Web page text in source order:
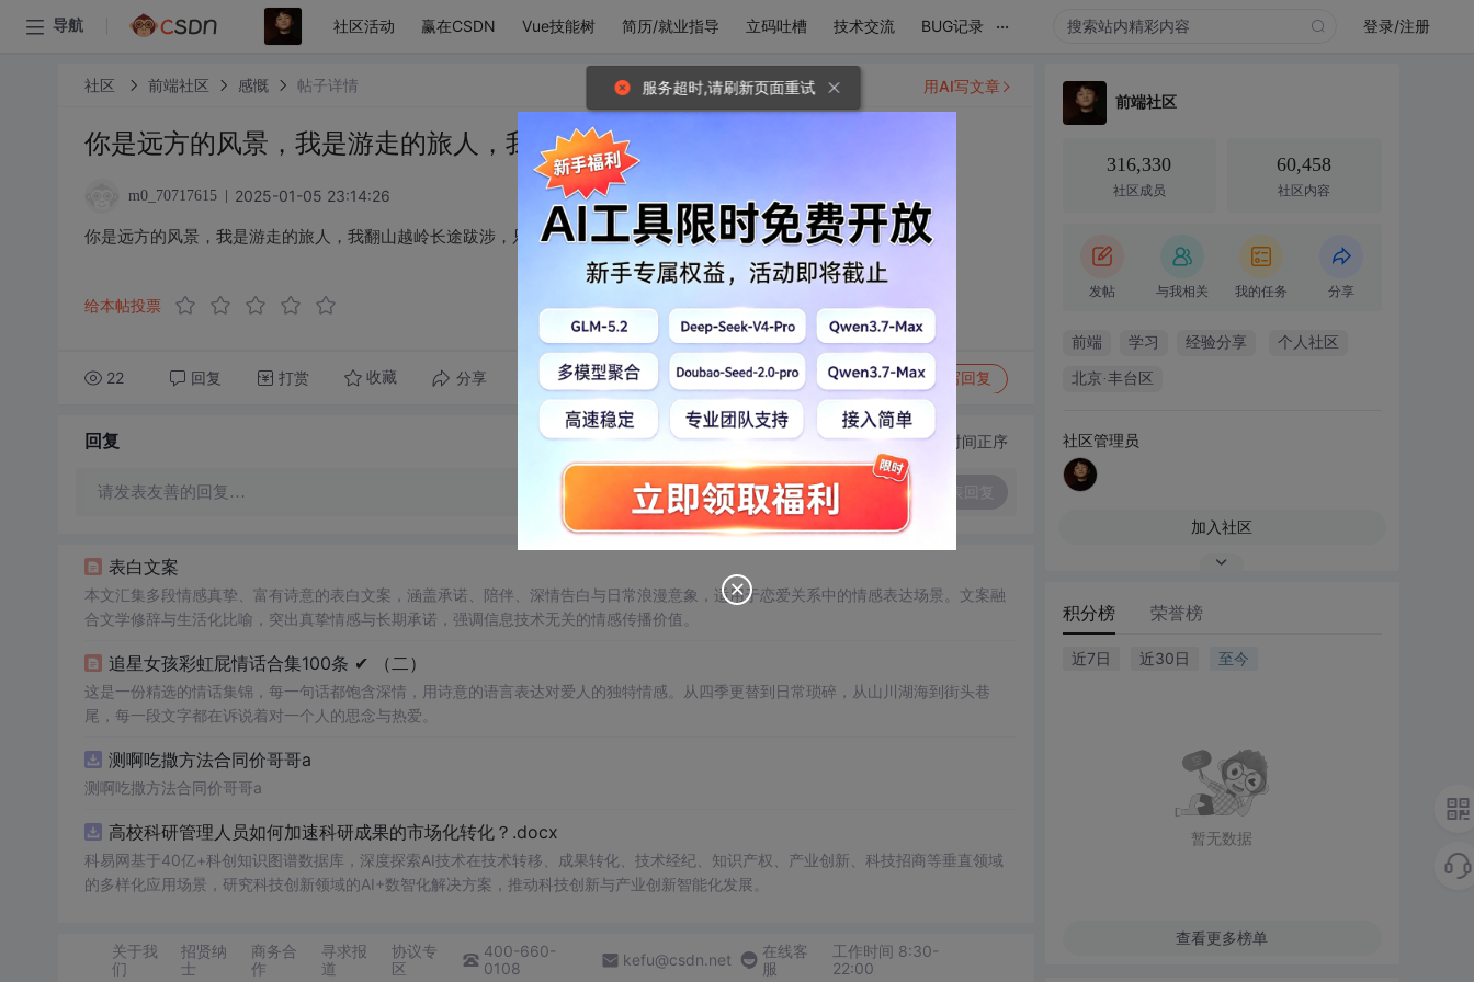
导航 社区活动 赢在CSDN Vue技能树 简历/就业指导 立码吐槽 技术交流 BUG记录 ... 登录/注册
社区 前端社区 感慨 帖子详情
你是远方的风景，我是游走的旅人，我翻山越岭长途跋涉，只为看你一眼
m0_70717615 2025-01-05 23:14:26
你是远方的风景，我是游走的旅人，我翻山越岭长途跋涉，只为看你一眼
给本帖投票
22 回复 打赏 收藏 分享 转发到动态 举报 写回复
用AI写文章
回复 切换为时间正序
请发表友善的回复…
表白文案
本文汇集多段情感真挚、富有诗意的表白文案，涵盖承诺、陪伴、深情告白与日常浪漫意象，适用于恋爱关系中的情感表达场景。文案融
合文学修辞与生活化比喻，突出真挚情感与长期承诺，强调信息技术无关的情感传播价值。
追星女孩彩虹屁情话合集100条 ✔︎ （二）
这是一份精选的情话集锦，每一句话都饱含深情，用诗意的语言表达对爱人的独特情感。从四季更替到日常琐碎，从山川湖海到街头巷
尾，每一段文字都在诉说着对一个人的思念与热爱。
测啊吃撒方法合同价哥哥a
测啊吃撒方法合同价哥哥a
高校科研管理人员如何加速科研成果的市场化转化？.docx
科易网基于40亿+科创知识图谱数据库，深度探索AI技术在技术转移、成果转化、技术经纪、知识产权、产业创新、科技招商等垂直领域
的多样化应用场景，研究科技创新领域的AI+数智化解决方案，推动科技创新与产业创新智能化发展。
关于我
们
招贤纳
士
商务合
作
寻求报
道
协议专
区
400-660-
0108
kefu@csdn.net
在线客
服
工作时间 8:30-
22:00
前端社区
316,330
社区成员
60,458
社区内容
发帖 与我相关 我的任务 分享
前端 学习 经验分享 个人社区
北京·丰台区
社区管理员
加入社区
积分榜 荣誉榜
近7日 近30日 至今
暂无数据
查看更多榜单
服务超时,请刷新页面重试